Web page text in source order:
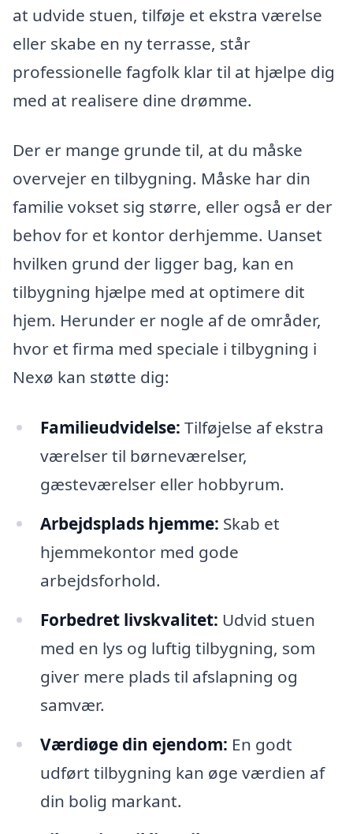
at udvide stuen, tilføje et ekstra værelse
eller skabe en ny terrasse, står
professionelle fagfolk klar til at hjælpe dig
med at realisere dine drømme.
Der er mange grunde til, at du måske
overvejer en tilbygning. Måske har din
familie vokset sig større, eller også er der
behov for et kontor derhjemme. Uanset
hvilken grund der ligger bag, kan en
tilbygning hjælpe med at optimere dit
hjem. Herunder er nogle af de områder,
hvor et firma med speciale i tilbygning i
Nexø kan støtte dig:
Familieudvidelse: Tilføjelse af ekstra
værelser til børneværelser,
gæsteværelser eller hobbyrum.
Arbejdsplads hjemme: Skab et
hjemmekontor med gode
arbejdsforhold.
Forbedret livskvalitet: Udvid stuen
med en lys og luftig tilbygning, som
giver mere plads til afslapning og
samvær.
Værdiøge din ejendom: En godt
udført tilbygning kan øge værdien af
din bolig markant.